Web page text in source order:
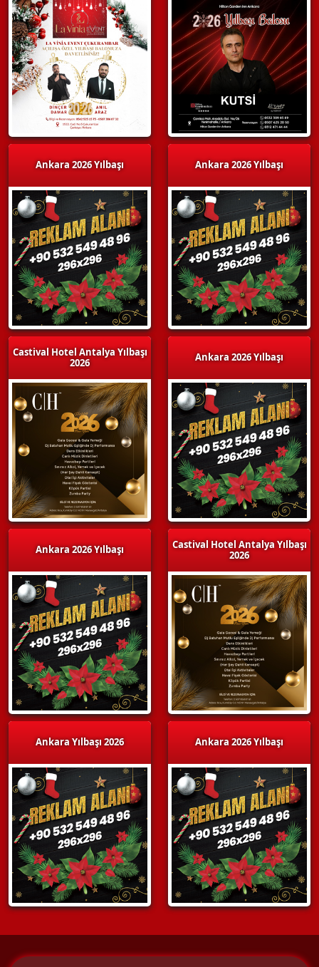
Ankara 2026 Yılbaşı
Castival Hotel Antalya Yılbaşı
2026
Ankara 2026 Yılbaşı
Ankara Yılbaşı 2026
Ankara 2026 Yılbaşı
Ankara 2026 Yılbaşı
Castival Hotel Antalya Yılbaşı
2026
Ankara 2026 Yılbaşı